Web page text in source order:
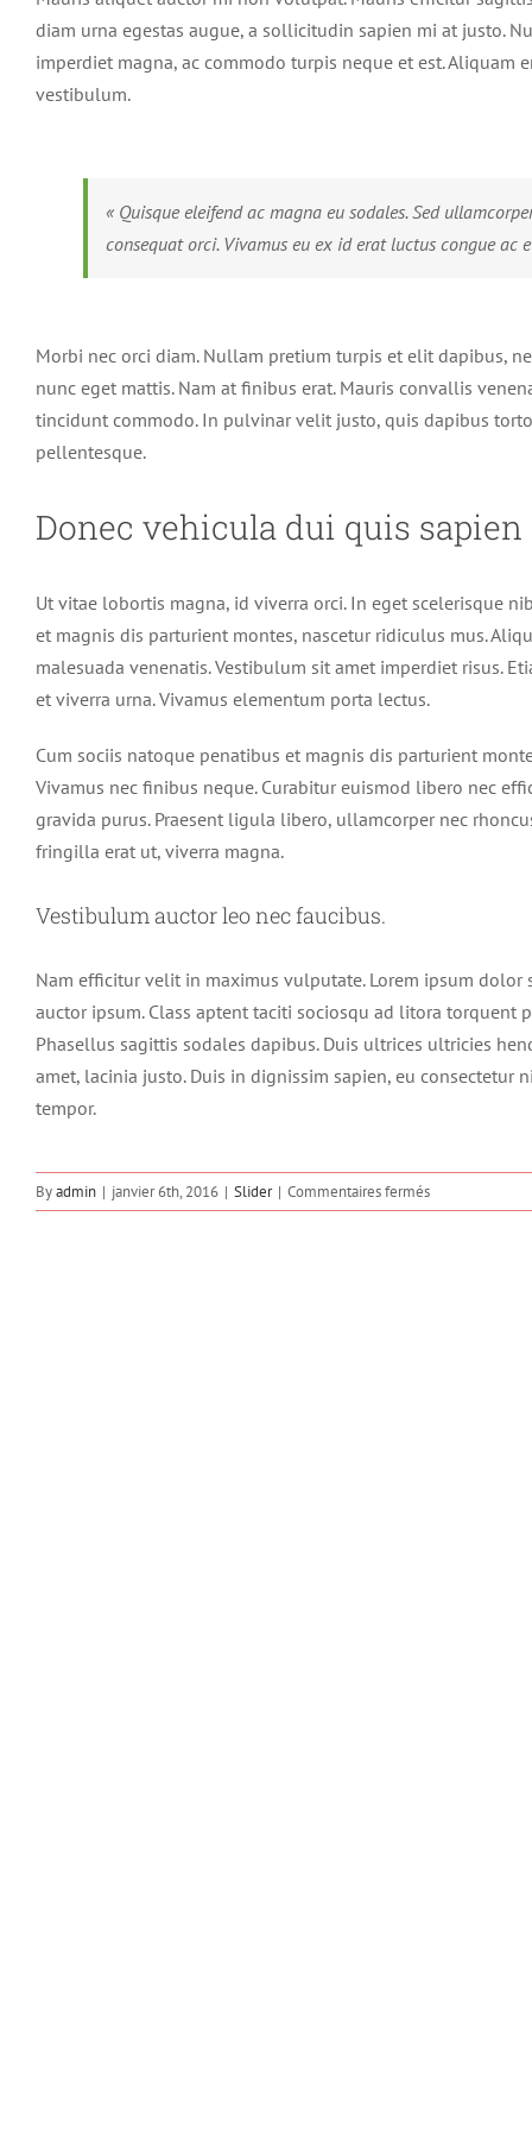
Image
diam urna egestas augue, a sollicitudin sapien mi at justo.
imperdiet magna, ac commodo turpis neque et est. Aliquam
vestibulum.
« Quisque eleifend ac magna eu sodales. Sed
consequat orci. Vivamus eu ex id erat luctus congue ac
Morbi nec orci diam. Nullam pretium turpis et elit dapibus,
nunc eget mattis. Nam at finibus erat. Mauris convallis
tincidunt commodo. In pulvinar velit justo, quis dapibus
pellentesque.
Donec vehicula dui quis sapien
Ut vitae lobortis magna, id viverra orci. In eget scelerisque
et magnis dis parturient montes, nascetur ridiculus mus.
malesuada venenatis. Vestibulum sit amet imperdiet risus.
et viverra urna. Vivamus elementum porta lectus.
Cum sociis natoque penatibus et magnis dis parturient
Vivamus nec finibus neque. Curabitur euismod libero nec
gravida purus. Praesent ligula libero, ullamcorper nec
fringilla erat ut, viverra magna.
Vestibulum auctor leo nec faucibus.
Nam efficitur velit in maximus vulputate. Lorem ipsum
auctor ipsum. Class aptent taciti sociosqu ad litora torquent
Phasellus sagittis sodales dapibus. Duis ultrices ultricies
amet, lacinia justo. Duis in dignissim sapien, eu
tempor.
Byadmin | janvier 6th, 2016 | Slider | Commentaires ferméssur
Mauris